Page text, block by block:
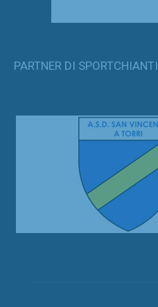
PARTNER DI SPORTCHIANTI